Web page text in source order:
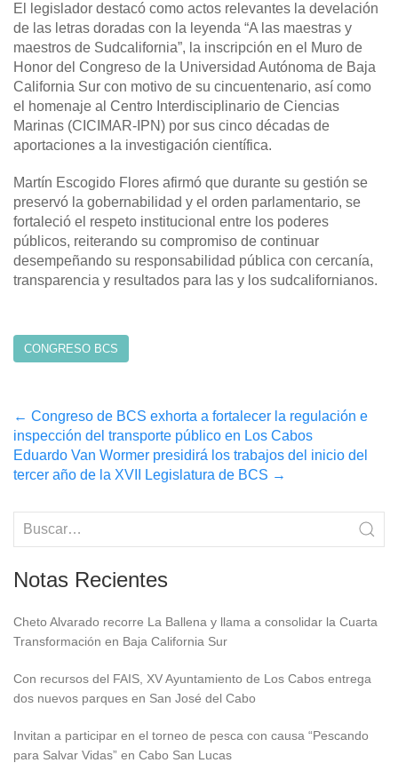
El legislador destacó como actos relevantes la develación
de las letras doradas con la leyenda “A las maestras y
maestros de Sudcalifornia”, la inscripción en el Muro de
Honor del Congreso de la Universidad Autónoma de Baja
California Sur con motivo de su cincuentenario, así como
el homenaje al Centro Interdisciplinario de Ciencias
Marinas (CICIMAR-IPN) por sus cinco décadas de
aportaciones a la investigación científica.
Martín Escogido Flores afirmó que durante su gestión se
preservó la gobernabilidad y el orden parlamentario, se
fortaleció el respeto institucional entre los poderes
públicos, reiterando su compromiso de continuar
desempeñando su responsabilidad pública con cercanía,
transparencia y resultados para las y los sudcalifornianos.
CONGRESO BCS
Post
navigation
← Congreso de BCS exhorta a fortalecer la regulación e
inspección del transporte público en Los Cabos
Eduardo Van Wormer presidirá los trabajos del inicio del
tercer año de la XVII Legislatura de BCS →
Notas Recientes
Cheto Alvarado recorre La Ballena y llama a consolidar la Cuarta
Transformación en Baja California Sur
Con recursos del FAIS, XV Ayuntamiento de Los Cabos entrega
dos nuevos parques en San José del Cabo
Invitan a participar en el torneo de pesca con causa “Pescando
para Salvar Vidas” en Cabo San Lucas